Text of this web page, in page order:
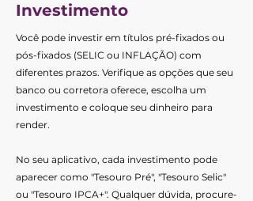
Investimento
Você pode investir em títulos pré-fixados ou
pós-fixados (SELIC ou INFLAÇÃO) com
diferentes prazos. Verifique as opções que seu
banco ou corretora oferece, escolha um
investimento e coloque seu dinheiro para
render.
No seu aplicativo, cada investimento pode
aparecer como "Tesouro Pré", "Tesouro Selic"
ou "Tesouro IPCA+". Qualquer dúvida, procure-